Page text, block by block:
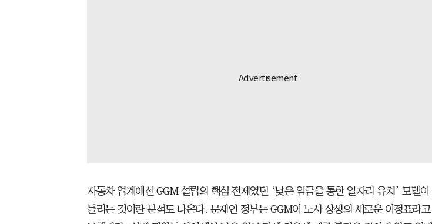
자동차 업계에선 GGM 설립의 핵심 전제였던 ‘낮은 임금을 통한 일자리 유치’ 모델이
들리는 것이란 분석도 나온다. 문재인 정부는 GGM이 노사 상생의 새로운 이정표라